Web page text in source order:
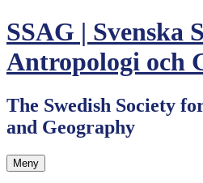
Hoppa
till
innehåll
SSAG | Svenska
Antropologi och
The Swedish Society
and Geography
Meny